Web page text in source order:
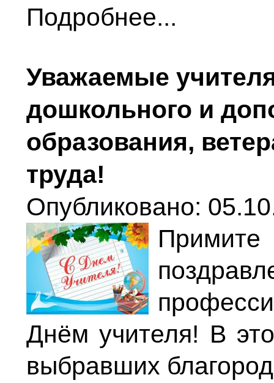
Подробнее...
Уважаемые
дошкольного и
образования,
труда!
Опубликовано:
Днём учителя! В
выбравших